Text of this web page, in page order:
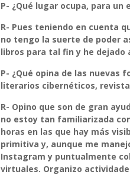
P- ¿Qué lugar ocupa, para
R- Pues teniendo en cuenta
no tengo la suerte de poder
libros para tal fin y he dejado
P- ¿Qué opina de las nuevas
literarios cibernéticos,
R- Opino que son de gran
no estoy tan familiarizada
horas en las que hay más
primitiva y, aunque me
Instagram y puntualmente
virtuales. Organizo